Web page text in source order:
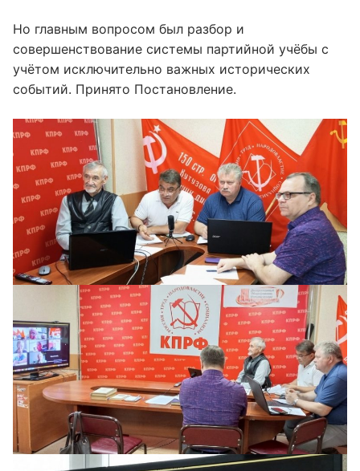
Но главным вопросом был разбор и
совершенствование системы партийной учёбы с
учётом исключительно важных исторических
событий. Принято Постановление.